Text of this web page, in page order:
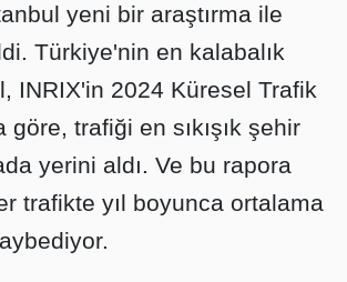
yeni bir araştırma ile
Türkiye'nin en kalabalık
INRIX'in 2024 Küresel Trafik
göre, trafiği en sıkışık şehir
yerini aldı. Ve bu rapora
trafikte yıl boyunca ortalama